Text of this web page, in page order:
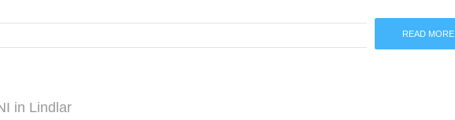
READ MORE
in Lindlar